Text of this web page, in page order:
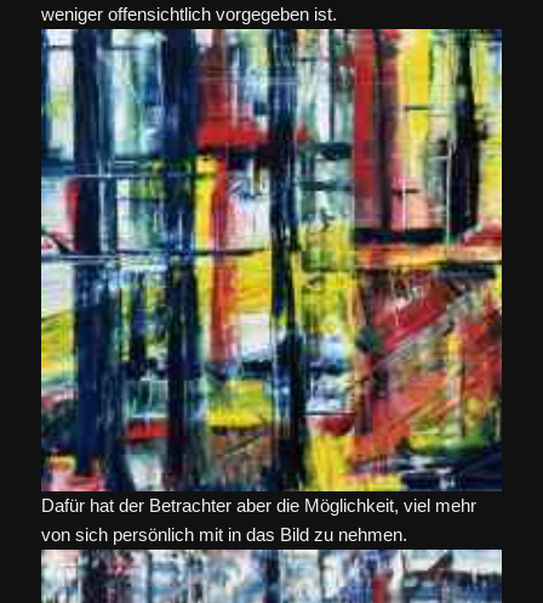
weniger offensichtlich vorgegeben ist.
Dafür hat der Betrachter aber die Möglichkeit, viel mehr
von sich persönlich mit in das Bild zu nehmen.